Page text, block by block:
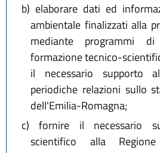
b) elaborare dati ed
ambientale finalizzati alla
mediante programmi
formazione tecnico-
il necessario supporto
periodiche relazioni sullo
dell'Emilia-Romagna;
c) fornire il necessario
scientifico alla